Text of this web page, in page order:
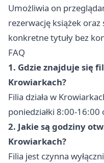
Umożliwia on
rezerwację książek oraz
konkretne tytuły bez
FAQ
1. Gdzie znajduje się
Krowiarkach?
Filia działa w
poniedziałki 8:00-
2. Jakie są godziny
Krowiarkach?
Filia jest czynna